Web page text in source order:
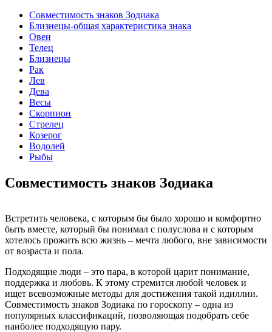
Совместимость знаков Зодиака
Близнецы-общая характеристика знака
Овен
Телец
Близнецы
Рак
Лев
Дева
Весы
Скорпион
Стрелец
Козерог
Водолей
Рыбы
Совместимость знаков Зодиака
Встретить человека, с которым бы было хорошо и комфортно
быть вместе, который бы понимал с полуслова и с которым
хотелось прожить всю жизнь – мечта любого, вне зависимости
от возраста и пола.
Подходящие люди – это пара, в которой царит понимание,
поддержка и любовь. К этому стремится любой человек и
ищет всевозможные методы для достижения такой идиллии.
Совместимость знаков Зодиака по гороскопу – одна из
популярных классификаций, позволяющая подобрать себе
наиболее подходящую пару.